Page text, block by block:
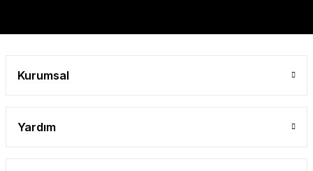
Kurumsal
Yardım